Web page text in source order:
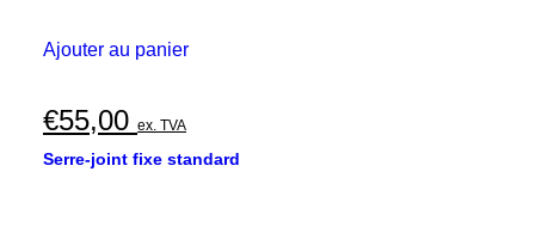
Ajouter au panier
€55,00 ex. TVA
Serre-joint fixe standard